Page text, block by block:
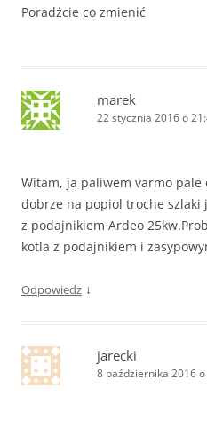
Poradźcie co zmienić
marek
22 stycznia 2016 o
Witam, ja paliwem varmo
dobrze na popiol troche szlaki
z podajnikiem Ardeo
kotla z podajnikiem i
Odpowiedz ↓
jarecki
8 października 2016 o